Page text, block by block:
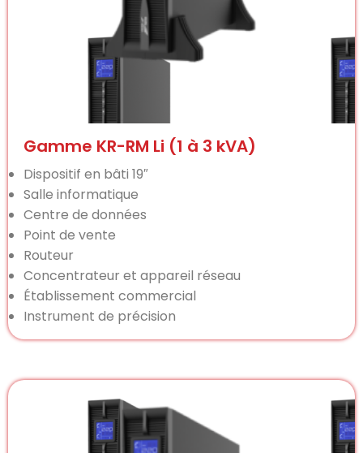
Gamme KR-RM Li (1 à 3 kVA)
Dispositif en bâti 19″
Salle informatique
Centre de données
Point de vente
Routeur
Concentrateur et appareil réseau
Établissement commercial
Instrument de précision